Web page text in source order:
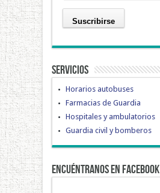
Servicios
Horarios autobuses
Farmacias de Guardia
Hospitales y ambulatorios
Guardia civil y bomberos
Encuéntranos en Facebook